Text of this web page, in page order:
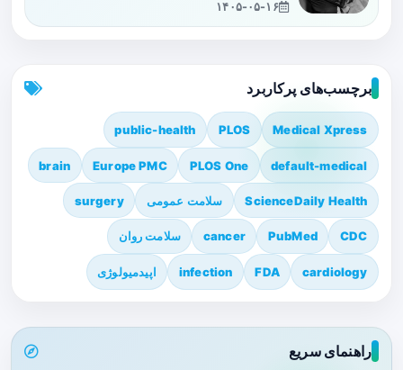
۱۴۰۵-۰۵-۱۶
برچسب‌های پرکاربرد
Medical Xpress
PLOS
public-health
default-medical
PLOS One
Europe PMC
brain
ScienceDaily Health سلامت عمومی surgery
CDC
PubMed
cancer سلامت روان
cardiology
FDA
infection اپیدمیولوژی
راهنمای سریع